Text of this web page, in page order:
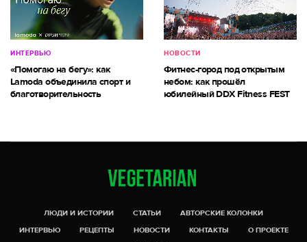
ИНТЕРВЬЮ
«Помогаю на бегу»: как
Lamoda объединила спорт и
благотворительность
НОВОСТИ
Фитнес-город под открытым
небом: как прошёл
юбилейный DDX Fitness FEST
ЛЮДИ И ИСТОРИИ СТАТЬИ
АВТОРСКИЕ КОЛОНКИ
ИНТЕРВЬЮ
РЕЦЕПТЫ НОВОСТИ КОНТАКТЫ
О ПРОЕКТЕ